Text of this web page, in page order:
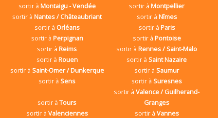
sortir à Montaigu - Vendée sortir àMontpellier
sortir àNantes / Châteaubriant sortir à Nîmes
sortir à Orléans sortir à Paris
sortir à Perpignan sortir à Pontoise
sortir àReims sortir àRennes / Saint-Malo
sortir à Rouen sortir àSaint Nazaire
sortir à Saint-Omer / Dunkerque sortir àSaumur
sortir àSens sortir àSuresnes
sortir àTours
sortir àValence / Guilherand-
Granges
sortir à Valenciennes sortir à Vannes